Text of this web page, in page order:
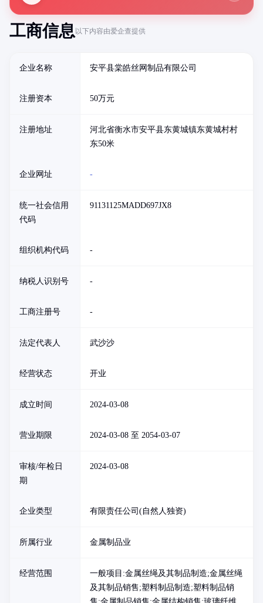
工商信息以下内容由爱企查提供
企业名称 安平县棠皓丝网制品有限公司
注册资本 50万元
注册地址
河北省衡水市安平县东黄城镇东黄城村村
东50米
企业网址 -
统一社会信用
代码
91131125MADD697JX8
组织机构代码 -
纳税人识别号 -
工商注册号 -
法定代表人 武沙沙
经营状态 开业
成立时间 2024-03-08
营业期限 2024-03-08 至 2054-03-07
审核/年检日
期
2024-03-08
企业类型 有限责任公司(自然人独资)
所属行业 金属制品业
经营范围
一般项目:金属丝绳及其制品制造;金属丝绳
及其制品销售;塑料制品制造;塑料制品销